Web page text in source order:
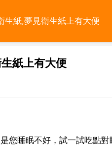
生紙,夢見衛生紙上有大便
紙上有大便
您睡眠不好，試一試吃點